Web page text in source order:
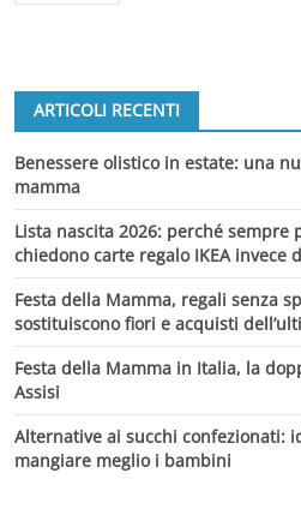
ARTICOLI RECENTI
Benessere olistico in estate: una
mamma
Lista nascita 2026: perché
chiedono carte regalo IKEA invece
Festa della Mamma, regali senza
sostituiscono fiori e acquisti
Festa della Mamma in Italia, la
Assisi
Alternative ai succhi confezionati:
mangiare meglio i bambini